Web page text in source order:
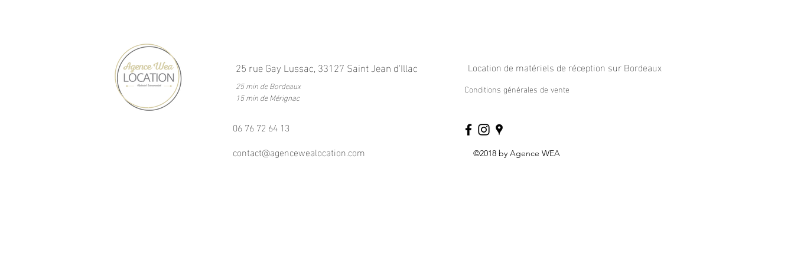
25 rue Gay Lussac,33127 Saint Jean d'Illac Location de matériels de réception sur Bordeaux
25 min de Bordeaux
15 min de Mérignac
Conditions générales de vente
06 76 72 64 13
contact@agencewealocation.com
©2018 by Agence WEA